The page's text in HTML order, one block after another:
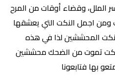
الملل، وقضاء أوقات من المرح
ومن اجمل النكت التي يعشقها
نكت المحششين لذا في هذه
نكت تموت من الضحك محششين
بها فتابعونا